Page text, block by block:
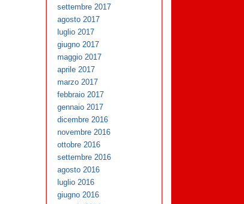
settembre 2017
agosto 2017
luglio 2017
giugno 2017
maggio 2017
aprile 2017
marzo 2017
febbraio 2017
gennaio 2017
dicembre 2016
novembre 2016
ottobre 2016
settembre 2016
agosto 2016
luglio 2016
giugno 2016